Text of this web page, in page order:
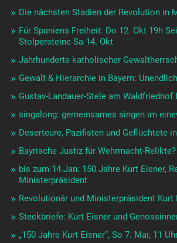
Die nächsten Stadien der Revolution in
Für Spaniens Freiheit: Do 12. Okt 19h
Stolpersteine Sa 14. Okt
Jahrhunderte katholischer
Gewalt & Hierarchie in Bayern:
Gustav-Landauer-Stele am
singalong: gemeinsames singen im
Deserteure, Pazifisten und Geflüchtete
Bayrische Justiz für Wehrmacht-Relikte?
bis zum 14.Jan: 150 Jahre Kurt Eisner,
Ministerpräsident
Revolutionär und Ministerpräsident Kurt
Steckbriefe: Kurt Eisner und
„150 Jahre Kurt Eisner“, So 7. Mai, 11